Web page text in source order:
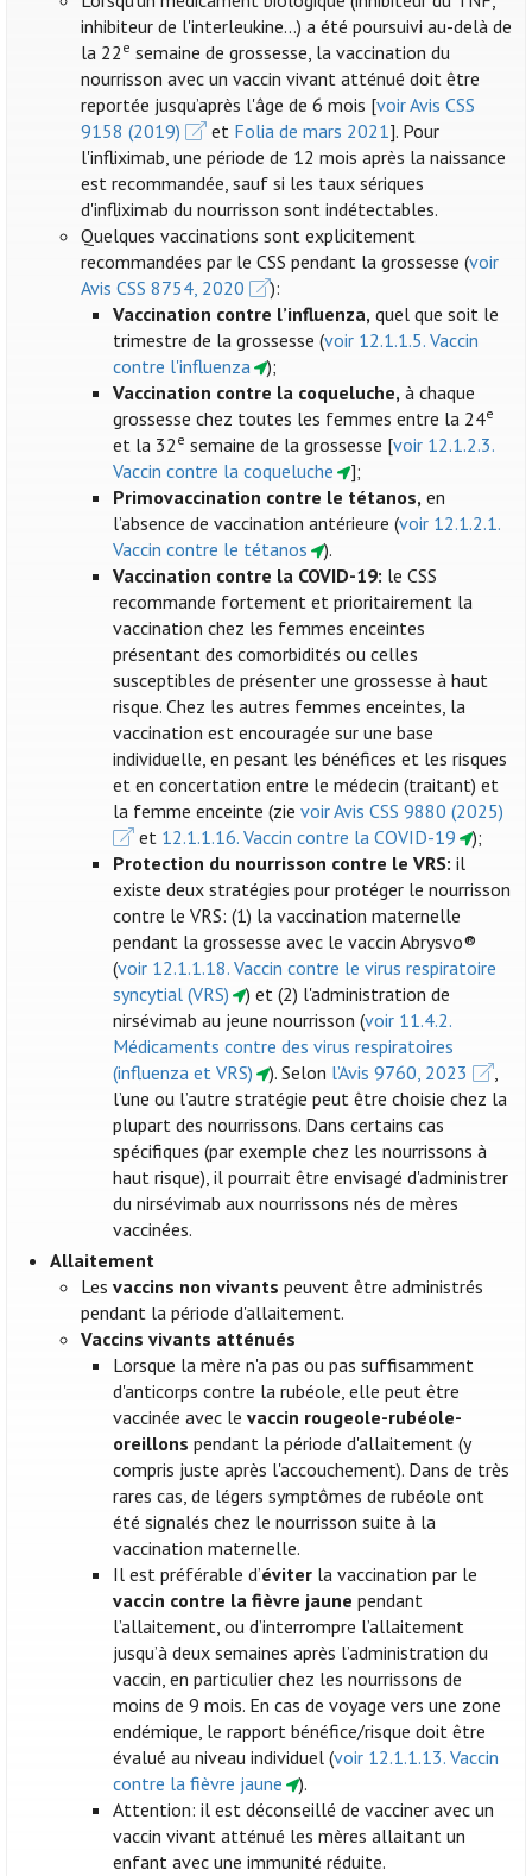
inhibiteur de l'interleukine...) a été poursuivi au-delà de
la 22 e semaine de grossesse, la vaccination du
nourrisson avec un vaccin vivant atténué doit être
reportée jusqu’après l'âge de 6 mois [voir Avis CSS
9158 (2019)
et Folia de mars 2021]. Pour
l'infliximab, une période de 12 mois après la naissance
est recommandée, sauf si les taux sériques
d'infliximab du nourrisson sont indétectables.
Quelques vaccinations sont explicitement
recommandées par le CSS pendant la grossesse (voir
Avis CSS 8754, 2020
):
Vaccination contre l’influenza, quel que soit le
trimestre de la grossesse (voir 12.1.1.5. Vaccin
contre l'influenza
);
Vaccination contre la coqueluche,à chaque
grossesse chez toutes les femmes entre la 24e
et la 32 e semaine de la grossesse [voir 12.1.2.3.
Vaccin contre la coqueluche
];
Primovaccination contre le tétanos, en
l’absence de vaccination antérieure (voir 12.1.2.1.
Vaccin contre le tétanos
).
Vaccination contre la COVID-19: le CSS
recommande fortement et prioritairement la
vaccination chez les femmes enceintes
présentant des comorbidités ou celles
susceptibles de présenter une grossesse à haut
risque. Chez les autres femmes enceintes, la
vaccination est encouragée sur une base
individuelle, en pesant les bénéfices et les risques
et en concertation entre le médecin (traitant) et
la femme enceinte (zie voir Avis CSS 9880 (2025)
et 12.1.1.16. Vaccin contre la COVID-19
);
Protection du nourrisson contre le VRS: il
existe deux stratégies pour protéger le nourrisson
contre le VRS: (1) la vaccination maternelle
pendant la grossesse avec le vaccin Abrysvo®
(voir 12.1.1.18. Vaccin contre le virus respiratoire
syncytial (VRS)
) et (2) l'administration de
nirsévimab au jeune nourrisson (voir 11.4.2.
Médicaments contre des virus respiratoires
(influenza et VRS)
). Selon l’Avis 9760, 2023
,
l’une ou l’autre stratégie peut être choisie chez la
plupart des nourrissons. Dans certains cas
spécifiques (par exemple chez les nourrissons à
haut risque), il pourrait être envisagé d'administrer
du nirsévimab aux nourrissons nés de mères
vaccinées.
Allaitement
Lesvaccins non vivants peuvent être administrés
pendant la période d'allaitement.
Vaccins vivants atténués
Lorsque la mère n'a pas ou pas suffisamment
d'anticorps contre la rubéole, elle peut être
vaccinée avec le vaccin rougeole-rubéole-
oreillons pendant la période d'allaitement (y
compris juste après l'accouchement). Dans de très
rares cas, de légers symptômes de rubéole ont
été signalés chez le nourrisson suite à la
vaccination maternelle.
Il est préférable d’éviterla vaccination par le
vaccin contre la fièvre jaune pendant
l’allaitement, ou d’interrompre l’allaitement
jusqu’à deux semaines après l’administration du
vaccin, en particulier chez les nourrissons de
moins de 9 mois. En cas de voyage vers une zone
endémique, le rapport bénéfice/risque doit être
évalué au niveau individuel (voir 12.1.1.13. Vaccin
contre la fièvre jaune
).
Attention: il est déconseillé de vacciner avec un
vaccin vivant atténué les mères allaitant un
enfant avec une immunité réduite.